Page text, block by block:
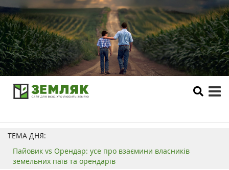
ТЕМА ДНЯ:
Пайовик vs Орендар: усе про взаємини власників
земельних паїв та орендарів